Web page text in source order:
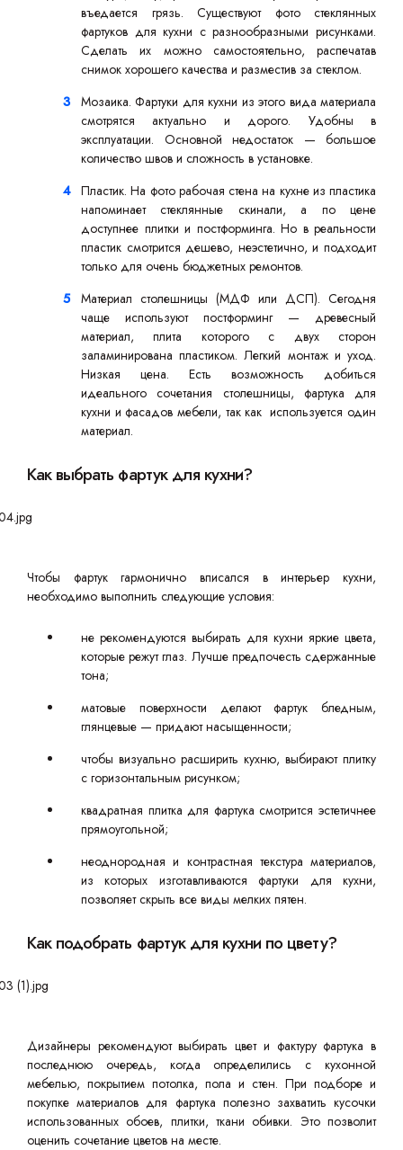
въедается грязь. Существуют фото стеклянных
фартуков для кухни с разнообразными рисунками.
Сделать их можно самостоятельно, распечатав
снимок хорошего качества и разместив за стеклом.
Мозаика. Фартуки для кухни из этого вида материала
смотрятся актуально и дорого. Удобны в
эксплуатации. Основной недостаток — большое
количество швов и сложность в установке.
Пластик. На фото рабочая стена на кухне из пластика
напоминает стеклянные скинали, а по цене
доступнее плитки и постформинга. Но в реальности
пластик смотрится дешево, неэстетично, и подходит
только для очень бюджетных ремонтов.
Материал столешницы (МДФ или ДСП). Сегодня
чаще используют постформинг — древесный
материал, плита которого с двух сторон
заламинирована пластиком. Легкий монтаж и уход.
Низкая цена. Есть возможность добиться
идеального сочетания столешницы, фартука для
кухни и фасадов мебели, так как используется один
материал.
Как выбрать фартук для кухни?
Чтобы фартук гармонично вписался в интерьер кухни,
необходимо выполнить следующие условия:
не рекомендуются выбирать для кухни яркие цвета,
которые режут глаз. Лучше предпочесть сдержанные
тона;
матовые поверхности делают фартук бледным,
глянцевые — придают насыщенности;
чтобы визуально расширить кухню, выбирают плитку
с горизонтальным рисунком;
квадратная плитка для фартука смотрится эстетичнее
прямоугольной;
неоднородная и контрастная текстура материалов,
из которых изготавливаются фартуки для кухни,
позволяет скрыть все виды мелких пятен.
Как подобрать фартук для кухни по цвету?
Дизайнеры рекомендуют выбирать цвет и фактуру фартука в
последнюю очередь, когда определились с кухонной
мебелью, покрытием потолка, пола и стен. При подборе и
покупке материалов для фартука полезно захватить кусочки
использованных обоев, плитки, ткани обивки. Это позволит
оценить сочетание цветов на месте.